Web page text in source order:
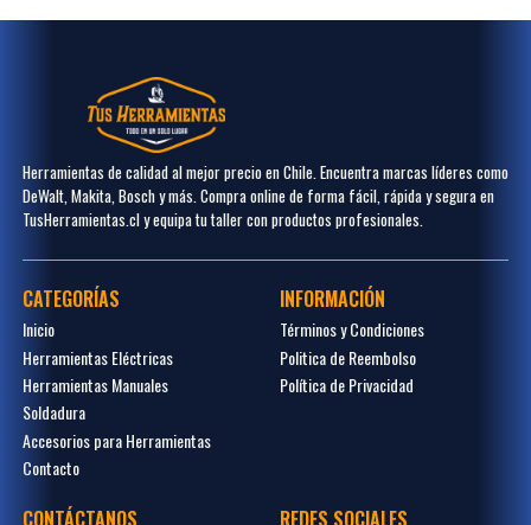
Herramientas de calidad al mejor precio en Chile. Encuentra marcas líderes como
DeWalt, Makita, Bosch y más. Compra online de forma fácil, rápida y segura en
TusHerramientas.cl y equipa tu taller con productos profesionales.
CATEGORÍAS
Inicio
Herramientas Eléctricas
Herramientas Manuales
Soldadura
Accesorios para Herramientas
Contacto
INFORMACIÓN
Términos y Condiciones
Politica de Reembolso
Política de Privacidad